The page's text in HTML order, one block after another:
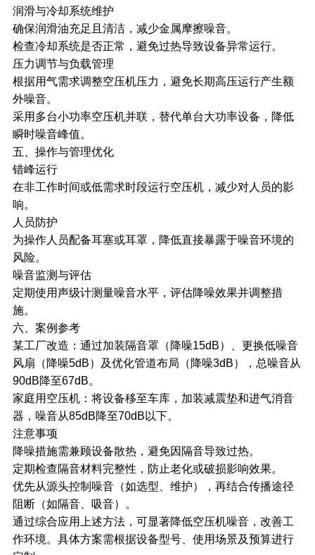
润滑与冷却系统维护
确保润滑油充足且清洁，减少金属摩擦噪音。
检查冷却系统是否正常，避免过热导致设备异常运行。
压力调节与负载管理
根据用气需求调整空压机压力，避免长期高压运行产生额
外噪音。
采用多台小功率空压机并联，替代单台大功率设备，降低
瞬时噪音峰值。
五、操作与管理优化
错峰运行
在非工作时间或低需求时段运行空压机，减少对人员的影
响。
人员防护
为操作人员配备耳塞或耳罩，降低直接暴露于噪音环境的
风险。
噪音监测与评估
定期使用声级计测量噪音水平，评估降噪效果并调整措
施。
六、案例参考
某工厂改造：通过加装隔音罩（降噪15dB）、更换低噪音
风扇（降噪5dB）及优化管道布局（降噪3dB），总噪音从
90dB降至67dB。
家庭用 空压机：将设备移至车库，加装减震垫和进气消音
器，噪音从85dB降至70dB以下。
注意事项
降噪措施需兼顾设备散热，避免因隔音导致过热。
定期检查隔音材料完整性，防止老化或破损影响效果。
优先从源头控制噪音（如选型、维护），再结合传播途径
阻断（如隔音、吸音）。
通过综合应用上述方法，可显著降低空压机噪音，改善工
作环境。具体方案需根据设备型号、使用场景及预算进行